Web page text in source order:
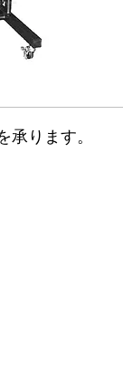
ります。